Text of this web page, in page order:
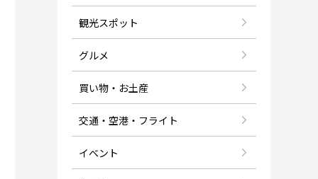
観光スポット
グルメ
買い物・お土産
交通・空港・フライト
イベント